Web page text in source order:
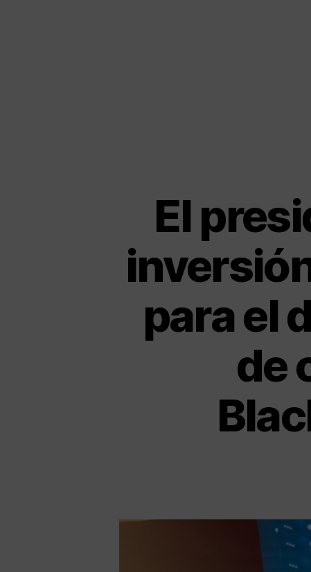
El
para el
de